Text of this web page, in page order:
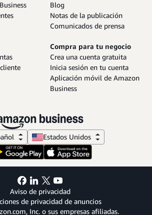
Blog
Notas de la publicación
Comunicados de prensa
Compra para tu negocio
Crea una cuenta gratuita
Inicia sesión en tu cuenta
Aplicación móvil de Amazon
Business
Estados Unidos
Aviso de privacidad
de privacidad de anuncios
Inc. o sus empresas afiliadas.